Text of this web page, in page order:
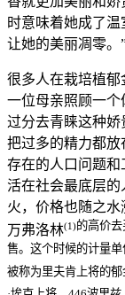
时意味着她成了
让她的美丽凋零。
很多人在栽培植
一位母亲照顾一个
过分去青睐这种娇
把过多的精力都
存在的人口问题
活在社会最底层
火，价格也随之水
万弗洛林(1)的高价
售。这个时候的计量单
被称为里夫肯上将的